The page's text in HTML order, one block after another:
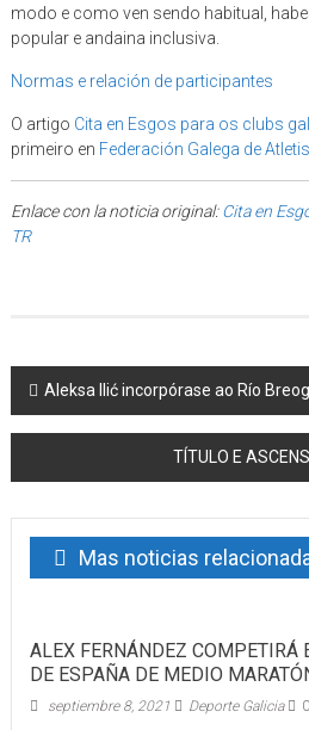
modo e como ven sendo habitual,
popular e andaina inclusiva.
Normas e relación de participantes
O artigo Cita en Esgos para os clubs
primeiro en Federación Galega de
Enlace con la noticia original:Cita en
TR
Post navigation
Aleksa Ilić incorpórase ao Río
TÍTULO E
Mas noticias
ALEX FERNÁNDEZ COMPETIRÁ
DE ESPAÑA DE MEDIO
septiembre 8, 2021 Deporte Galicia 0